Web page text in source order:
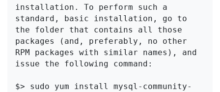
installation. To perform such a
standard, basic installation, go to
the folder that contains all those
packages (and, preferably, no other
RPM packages with similar names), and
issue the following command:
$> sudo yum install mysql-community-